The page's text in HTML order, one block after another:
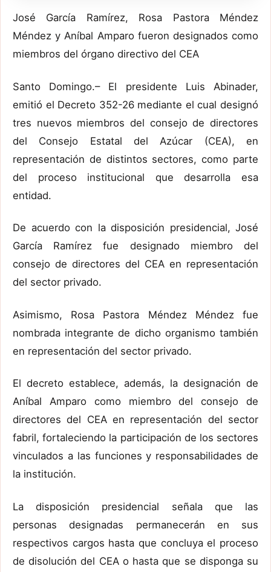
José García Ramírez, Rosa Pastora Méndez
Méndez y Aníbal Amparo fueron designados como
miembros del órgano directivo del CEA
Santo Domingo.– El presidente Luis Abinader,
emitió el Decreto 352-26 mediante el cual designó
tres nuevos miembros del consejo de directores
del Consejo Estatal del Azúcar (CEA), en
representación de distintos sectores, como parte
del proceso institucional que desarrolla esa
entidad.
De acuerdo con la disposición presidencial, José
García Ramírez fue designado miembro del
consejo de directores del CEA en representación
del sector privado.
Asimismo, Rosa Pastora Méndez Méndez fue
nombrada integrante de dicho organismo también
en representación del sector privado.
El decreto establece, además, la designación de
Aníbal Amparo como miembro del consejo de
directores del CEA en representación del sector
fabril, fortaleciendo la participación de los sectores
vinculados a las funciones y responsabilidades de
la institución.
La disposición presidencial señala que las
personas designadas permanecerán en sus
respectivos cargos hasta que concluya el proceso
de disolución del CEA o hasta que se disponga su